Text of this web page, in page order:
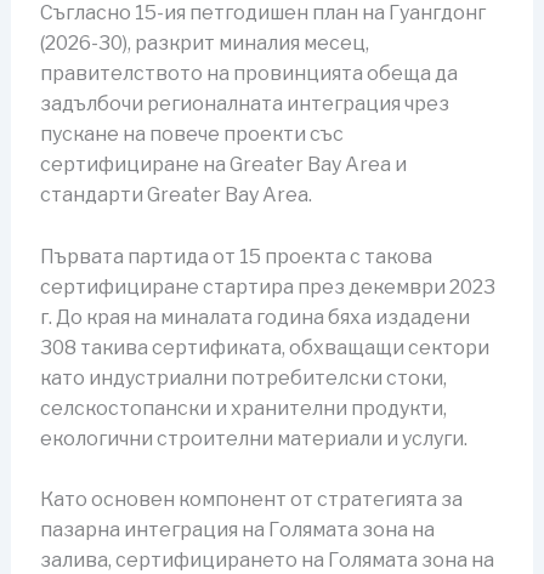
Съгласно 15-ия петгодишен план на Гуангдонг
(2026-30), разкрит миналия месец,
правителството на провинцията обеща да
задълбочи регионалната интеграция чрез
пускане на повече проекти със
сертифициране на Greater Bay Area и
стандарти Greater Bay Area.
Първата партида от 15 проекта с такова
сертифициране стартира през декември 2023
г. До края на миналата година бяха издадени
308 такива сертификата, обхващащи сектори
като индустриални потребителски стоки,
селскостопански и хранителни продукти,
екологични строителни материали и услуги.
Като основен компонент от стратегията за
пазарна интеграция на Голямата зона на
залива, сертифицирането на Голямата зона на